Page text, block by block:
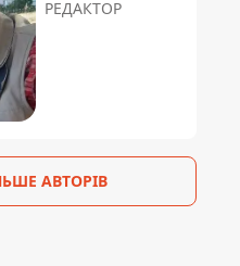
РЕДАКТОР
АВТОРІВ